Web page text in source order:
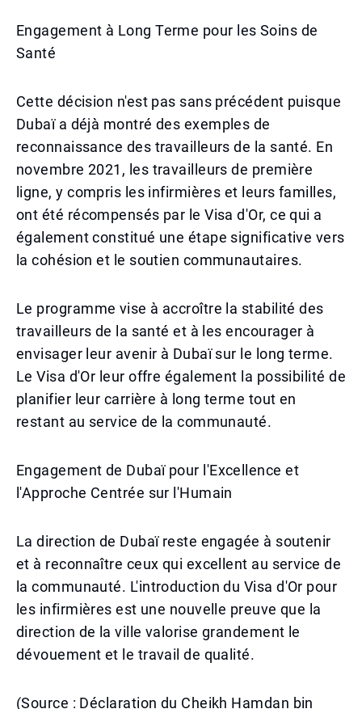
Engagement à Long Terme pour les Soins de
Santé
Cette décision n'est pas sans précédent puisque
Dubaï a déjà montré des exemples de
reconnaissance des travailleurs de la santé. En
novembre 2021, les travailleurs de première
ligne, y compris les infirmières et leurs familles,
ont été récompensés par le Visa d'Or, ce qui a
également constitué une étape significative vers
la cohésion et le soutien communautaires.
Le programme vise à accroître la stabilité des
travailleurs de la santé et à les encourager à
envisager leur avenir à Dubaï sur le long terme.
Le Visa d'Or leur offre également la possibilité de
planifier leur carrière à long terme tout en
restant au service de la communauté.
Engagement de Dubaï pour l'Excellence et
l'Approche Centrée sur l'Humain
La direction de Dubaï reste engagée à soutenir
et à reconnaître ceux qui excellent au service de
la communauté. L'introduction du Visa d'Or pour
les infirmières est une nouvelle preuve que la
direction de la ville valorise grandement le
dévouement et le travail de qualité.
(Source : Déclaration du Cheikh Hamdan bin